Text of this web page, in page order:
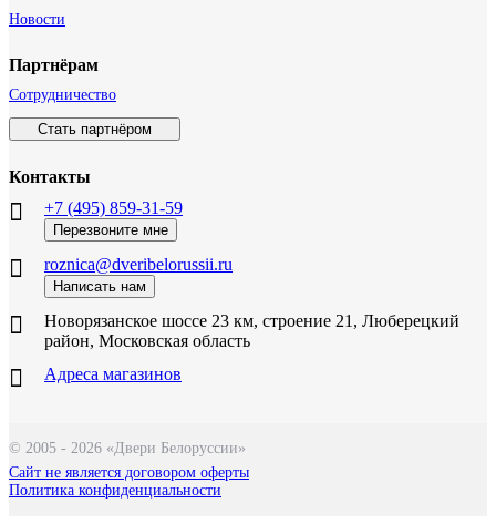
Новости
Партнёрам
Сотрудничество
Стать партнёром
Контакты
+7 (495) 859-31-59
Перезвоните мне
roznica@dveribelorussii.ru
Написать нам
Новорязанское шоссе 23 км, строение 21, Люберецкий
район, Московская область
Адреса магазинов
© 2005 - 2026 «Двери Белоруссии»
Сайт не является договором оферты
Политика конфиденциальности